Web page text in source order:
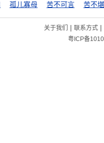
孤儿寡母 苦不可言 苦不
关于我们 | 联系方式|
粤ICP备